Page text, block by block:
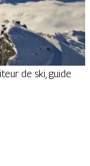
de ski, guide